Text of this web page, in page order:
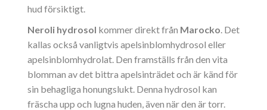
hud försiktigt.
Neroli hydrosol kommer direkt från Marocko . Det
kallas också vanligtvis apelsinblomhydrosol eller
apelsinblomhydrolat. Den framställs från den vita
blomman av det bittra apelsinträdet och är känd för
sin behagliga honungslukt. Denna hydrosol kan
fräscha upp och lugna huden, även när den är torr.